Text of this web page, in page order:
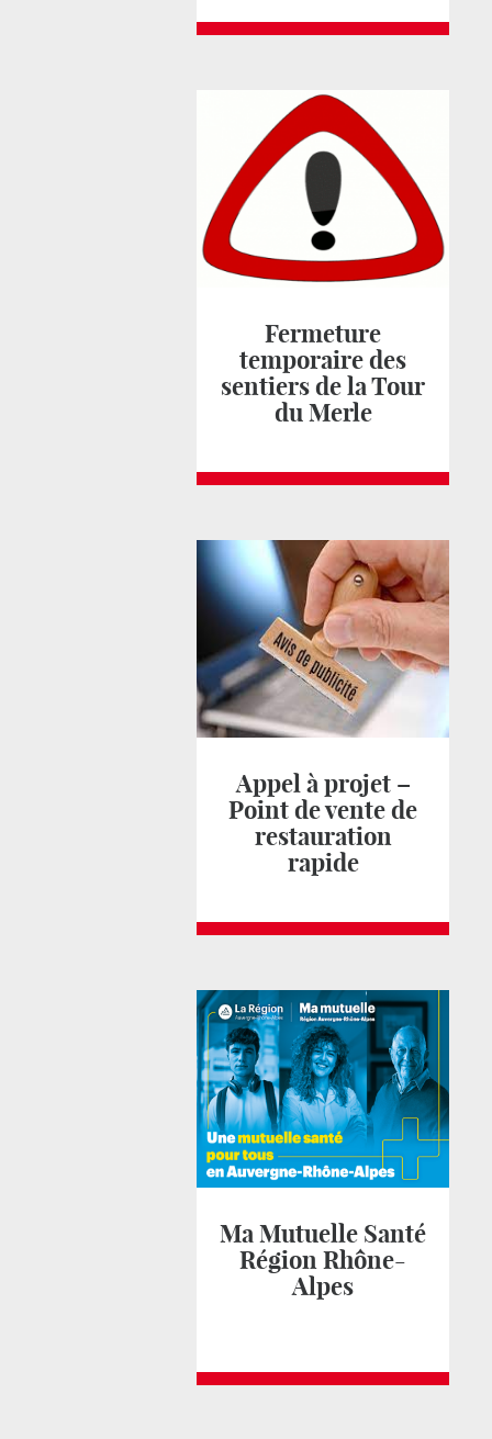
Fermeture
temporaire des
sentiers de la Tour
du Merle
Appel à projet –
Point de vente de
restauration
rapide
Ma Mutuelle Santé
Région Rhône-
Alpes